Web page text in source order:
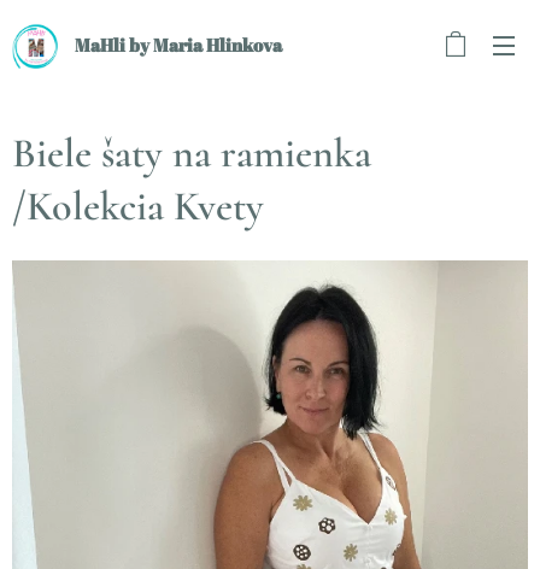
MaHli by Maria Hlinkova
Biele šaty na ramienka
/Kolekcia Kvety